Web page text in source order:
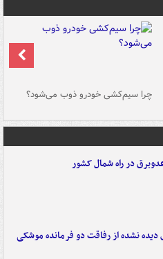
چرا سیم‌کشی خودرو ذوب می‌شود؟
در راه شمال کشور
نشده از رفاقت دو فرمانده‌ موشکی